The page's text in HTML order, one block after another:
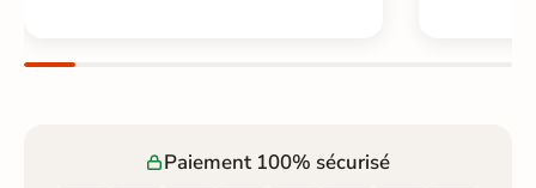
Paiement 100% sécurisé